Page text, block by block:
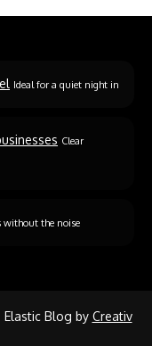
Ideal for a quiet night in
Clear
without the noise
Blog by Creativ